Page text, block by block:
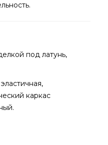
под латунь,
каркас